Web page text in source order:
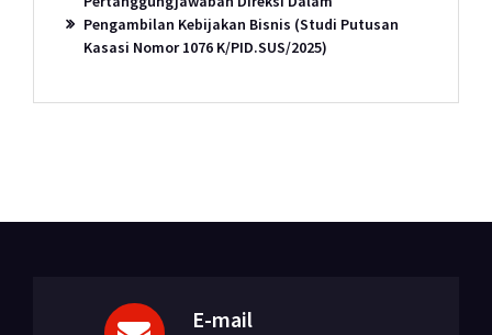
Pengambilan Kebijakan Bisnis (Studi Putusan
Kasasi Nomor 1076 K/PID.SUS/2025)
E-mail